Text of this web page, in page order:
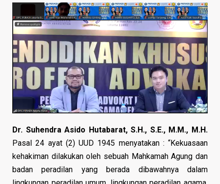
Dr. Suhendra Asido Hutabarat, S.H., S.E., M.M., M.H.
Pasal 24 ayat (2) UUD 1945 menyatakan : “Kekuasaan
kehakiman dilakukan oleh sebuah Mahkamah Agung dan
badan peradilan yang berada dibawahnya dalam